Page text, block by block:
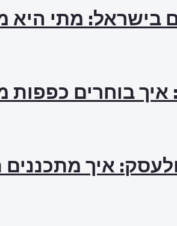
בישראל: מתי
בוחרים כפפות
איך מתכננים